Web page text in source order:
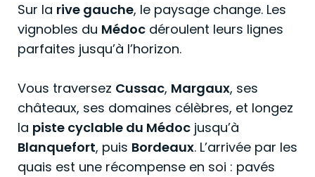
Sur la rive gauche, le paysage change. Les
vignobles du Médoc déroulent leurs lignes
parfaites jusqu’à l’horizon.
Vous traversez Cussac, Margaux, ses
châteaux, ses domaines célèbres, et longez
la piste cyclable du Médoc jusqu’à
Blanquefort, puis Bordeaux. L’arrivée par les
quais est une récompense en soi : pavés